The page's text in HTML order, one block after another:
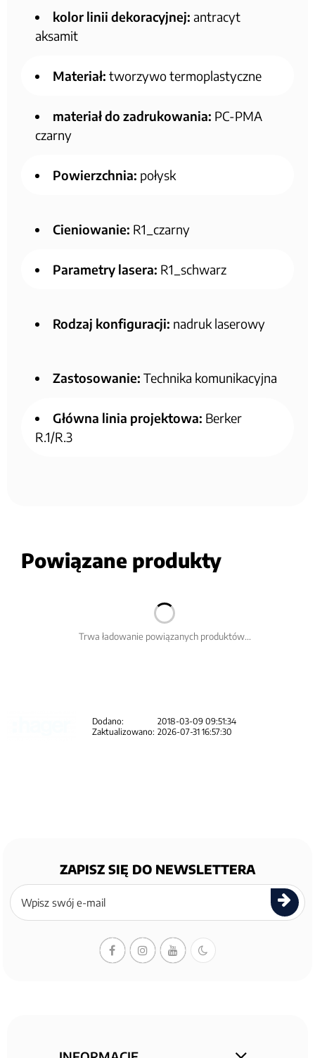
kolor linii dekoracyjnej: antracyt
aksamit
Materiał: tworzywo termoplastyczne
materiał do zadrukowania: PC-PMA
czarny
Powierzchnia: połysk
Cieniowanie: R1_czarny
Parametry lasera: R1_schwarz
Rodzaj konfiguracji: nadruk laserowy
Zastosowanie: Technika komunikacyjna
Główna linia projektowa: Berker
R.1/R.3
Powiązane produkty
Trwa ładowanie powiązanych produktów...
Dodano:
2018-03-09 09:51:34
Zaktualizowano: 2026-07-31 16:57:30
ZAPISZ SIĘ DO NEWSLETTERA
Zapisz
się
newslettera